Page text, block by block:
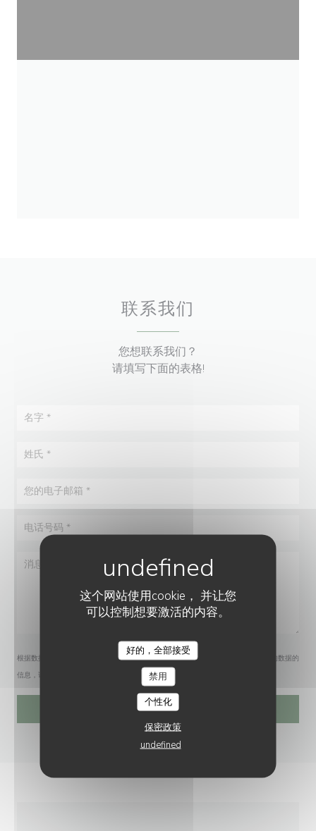
这个网站使用cookie， 并让您
可以控制想要激活的内容。
好的，全部接受
禁用
个性化
保密政策
undefined
联系我们
您想联系我们？
请填写下面的表格!
根据数据保护法规，您有权拒绝接收营销电话。如需了解更多关于我们如何处理您的数据的
信息，请查看我们的